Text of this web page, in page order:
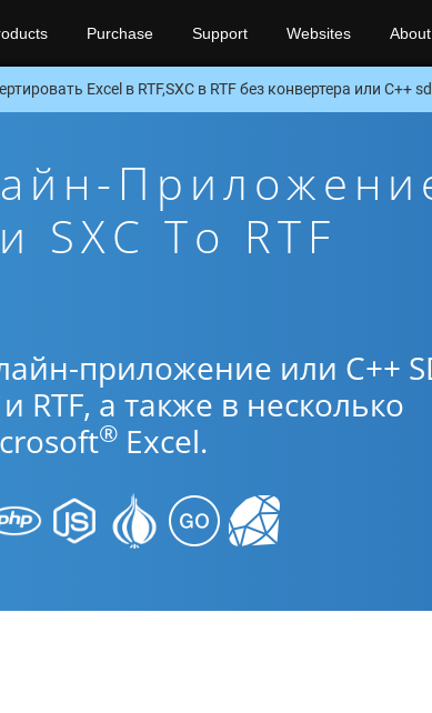
Purchase Support Websites About
Excel в RTF,SXC в RTF без конвертера или C++
SXC To RTF
приложение или C++
RTF, а также в несколько
® Excel.